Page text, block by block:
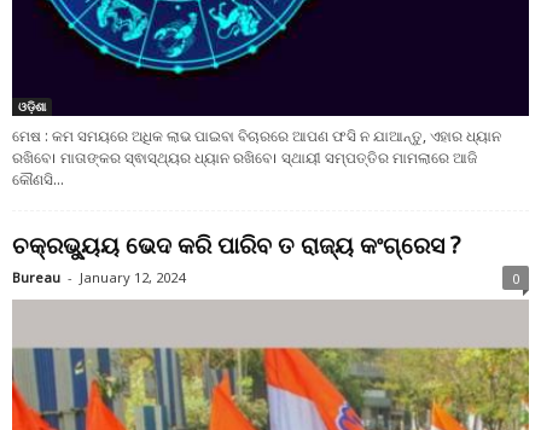
ଓଡ଼ିଶା
ମେଷ : କମ ସମୟରେ ଅଧିକ ଲାଭ ପାଇବା ବିଚାରରେ ଆପଣ ଫସି ନ ଯାଆନ୍ତୁ, ଏହାର ଧ୍ୟାନ
ରଖିବେ। ମାତାଙ୍କର ସ୍ଵାସ୍ଥ୍ୟର ଧ୍ୟାନ ରଖିବେ। ସ୍ଥାୟୀ ସମ୍ପତ୍ତିର ମାମଲାରେ ଆଜି
କୌଣସି...
ଚକ୍ରଭ୍ୟୁୟ ଭେଦ କରି ପାରିବ ତ ରାଜ୍ୟ କଂଗ୍ରେସ ?
Bureau - January 12, 2024 0